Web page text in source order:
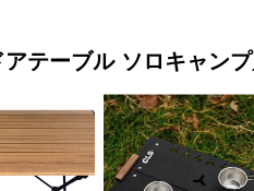
アテーブル ソロキャン